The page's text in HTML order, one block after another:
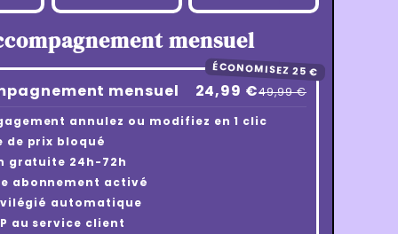
mensuel
ÉCONOMISEZ 25 €
mensuel 24,99 €49,99 €
annulez ou modifiez en 1 clic
de prix bloqué
gratuite 24h-72h
abonnement activé
automatique
au service client